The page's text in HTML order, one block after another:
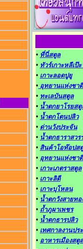
• ที่นี่สตูล
• ทัวร์เกาะหลีเป๊
• เกาะลอดปูยู
• อุทยานแห่งชา
• ทะเลบันสตูล
• น้ำตกยาโรยสตู
• น้ำตกโตนปลิว
• ด่านวังประจัน
• น้ำตกธาราสวร
• สินค้าโอท๊อปส
• อุทยานแห่งชา
• เกาะเภตราสตูล
• เกาะลิดี
• เกาะบุโหลน
• น้ำตกวังสายทอ
• ถ้ำภูผาเพชร
• น้ำตกธารปลิว
• เทศกาลงานปร
• อาหารเมืองสตูล